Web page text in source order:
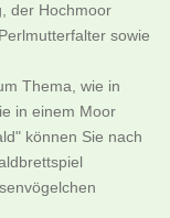
der Hochmoor
sowie
Thema, wie in
in einem Moor
können Sie nach